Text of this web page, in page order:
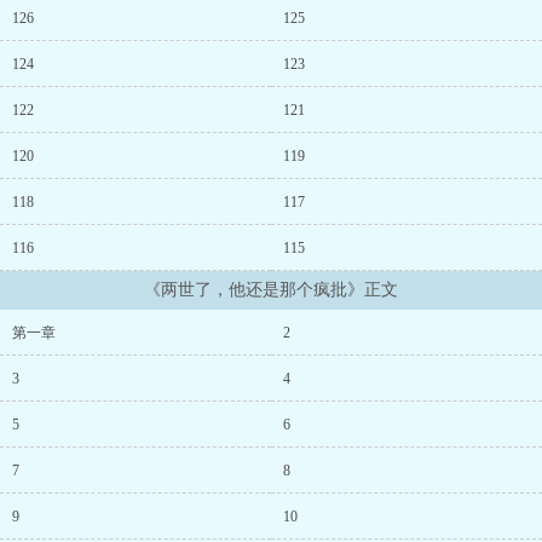
126 125
124 123
122 121
120 119
118 117
116 115
《两世了，他还是那个疯批》正文
第一章 2
3 4
5 6
7 8
9 10